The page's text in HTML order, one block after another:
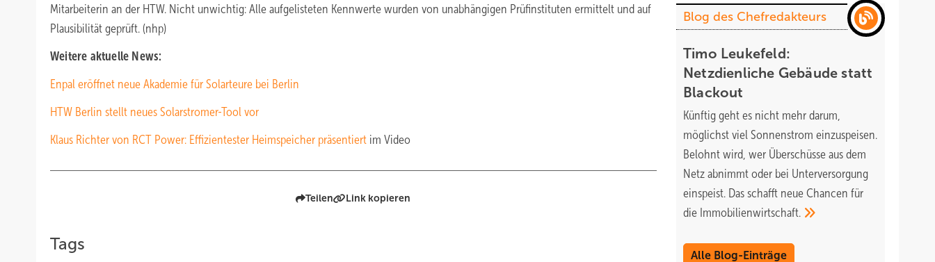
Mitarbeiterin an der HTW. Nicht unwichtig: Alle aufgelisteten Kennwerte wurden von unabhängigen Prüfinstituten ermittelt und auf
Plausibilität geprüft. (nhp)
Weitere aktuelle News:
Enpal eröffnet neue Akademie für Solarteure bei Berlin
HTW Berlin stellt neues Solarstromer-Tool vor
Klaus Richter von RCT Power: Effizientester Heimspeicher präsentiert im Video
Teilen Link kopieren
Tags
Blog des Chefredakteurs
Timo Leukefeld:
Netzdienliche Gebäude statt
Blackout
Künftig geht es nicht mehr darum,
möglichst viel Sonnenstrom einzuspeisen.
Belohnt wird, wer Überschüsse aus dem
Netz abnimmt oder bei Unterversorgung
einspeist. Das schafft neue Chancen für
die Immobilienwirtschaft.
Alle Blog-Einträge